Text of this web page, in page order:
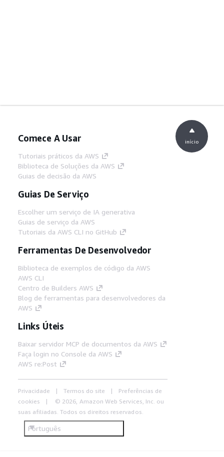
Comece A Usar
Tutoriais práticos da AWS
Biblioteca de Soluções da AWS
Guias de decisão da AWS
Guias De Serviço
Escolher um serviço de IA generativa
Guias de serviço da AWS
Tutoriais da AWS CLI no GitHub
Ferramentas De Desenvolvedor
Biblioteca de exemplos de código da AWS
AWS CLI
Centro de Builders AWS
Blog de ferramentas para desenvolvedores da
AWS
Links Úteis
Baixar servidor MCP de documentos da AWS
Faça login no Console da AWS
AWS re:Post
Privacidade Termos do site
Preferências de
cookies
© 2026, Amazon Web Services, Inc. ou
suas afiliadas. Todos os direitos reservados.
Português
início